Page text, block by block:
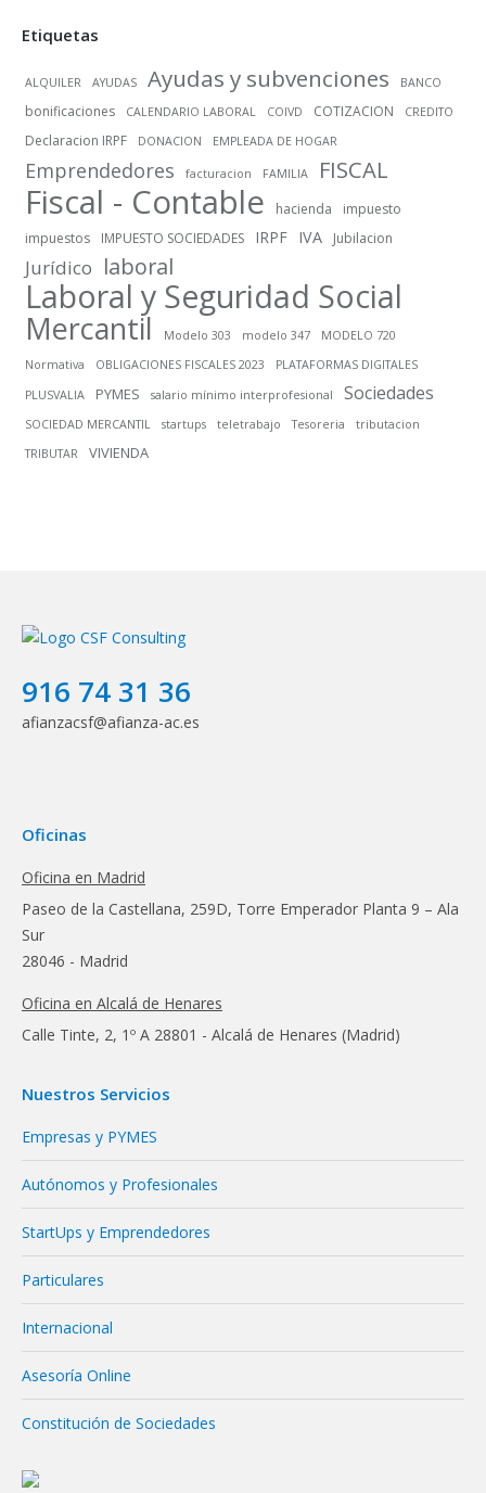
Etiquetas
ALQUILER AYUDAS Ayudas y subvenciones BANCO
bonificaciones CALENDARIO LABORAL COIVD COTIZACION CREDITO
Declaracion IRPF DONACION EMPLEADA DE HOGAR
Emprendedores facturacion FAMILIA FISCAL
Fiscal - Contable hacienda
impuesto
impuestos
IMPUESTO SOCIEDADES IRPF IVA Jubilacion
Jurídico laboral
Laboral y Seguridad Social
Mercantil Modelo 303 modelo 347
MODELO 720
Normativa
OBLIGACIONES FISCALES 2023
PLATAFORMAS DIGITALES
PLUSVALIA
PYMES salario mínimo interprofesional Sociedades
SOCIEDAD MERCANTIL startups teletrabajo Tesoreria
tributacion
TRIBUTAR
VIVIENDA
916 74 31 36
afianzacsf@afianza-ac.es
Oficinas
Oficina en Madrid
Paseo de la Castellana, 259D, Torre Emperador Planta 9 – Ala
Sur
28046 - Madrid
Oficina en Alcalá de Henares
Calle Tinte, 2, 1º A 28801 - Alcalá de Henares (Madrid)
Nuestros Servicios
Empresas y PYMES
Autónomos y Profesionales
StartUps y Emprendedores
Particulares
Internacional
Asesoría Online
Constitución de Sociedades